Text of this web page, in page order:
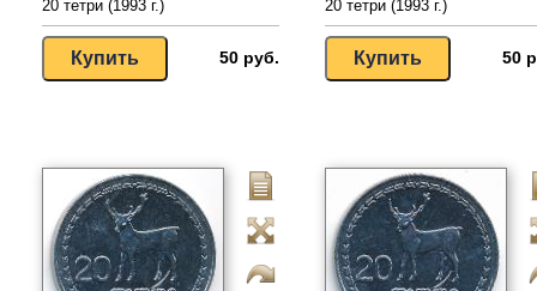
20 тетри (1993 г.)
50 руб.
20 тетри (1993 г.)
50